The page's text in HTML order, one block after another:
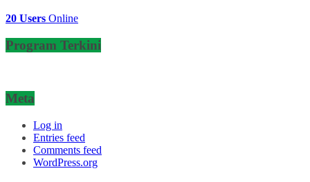
20 Users Online
Program Terkini
Meta
Log in
Entries feed
Comments feed
WordPress.org